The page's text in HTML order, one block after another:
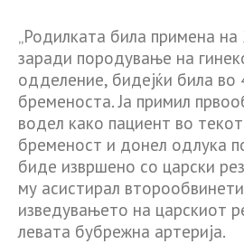
„Родилката била примена на
заради породување на
одделение, бидејќи била
бременоста. Ја примил
водел како пациент во
бременост и донел одлука
биде извршено со царски
му асистирал
изведувањето на царскиот
левата бубрежна артерија.